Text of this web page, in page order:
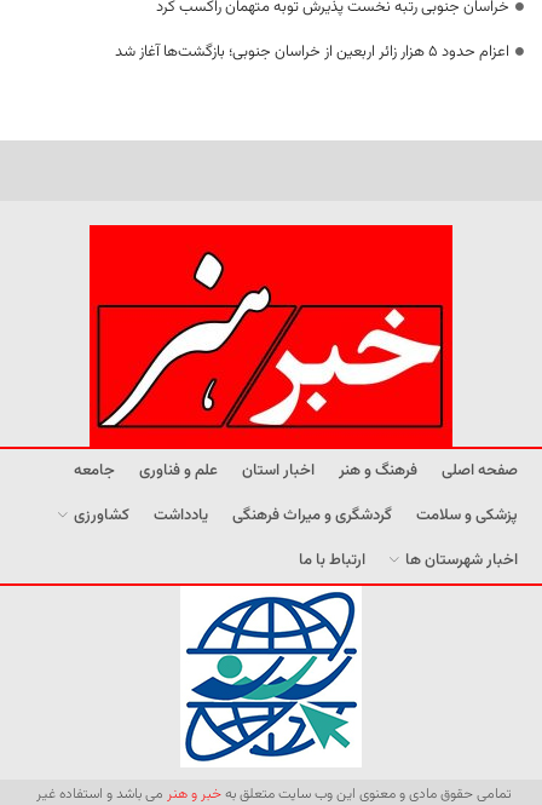
خراسان جنوبی رتبه نخست پذیرش توبه متهمان راکسب کرد
اعزام حدود 5 هزار زائر اربعین از خراسان جنوبی؛ بازگشت‌ها آغاز شد
صفحه اصلی فرهنگ و هنر اخبار استان علم و فناوری
جامعه
پزشکی و سلامت
گردشگری و میراث فرهنگی یادداشت
کشاورزی
اخبار شهرستان ها
ارتباط با ما
تمامی حقوق مادی و معنوی این وب سایت متعلق بهخبر و هنر می باشد و استفاده غیر